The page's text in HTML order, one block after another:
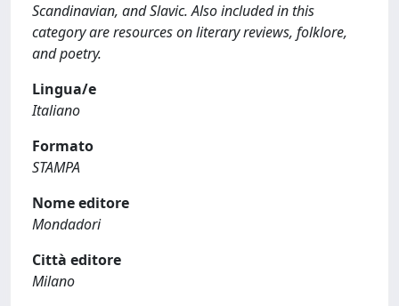
Scandinavian, and Slavic. Also included in this
category are resources on literary reviews, folklore,
and poetry.
Lingua/e
Italiano
Formato
STAMPA
Nome editore
Mondadori
Città editore
Milano